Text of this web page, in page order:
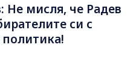
Не мисля, че Радев
си с